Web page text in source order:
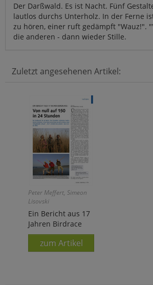
Der Darßwald. Es ist Nacht. Fünf
lautlos durchs Unterholz. In der Ferne
zu hören, einer ruft gedämpft "Wauz!".
die anderen - dann wieder Stille.
Zuletzt angesehenen Artikel:
Peter Meffert, Simeon
Lisovski
Ein Bericht aus 17
Jahren Birdrace
zum Artikel